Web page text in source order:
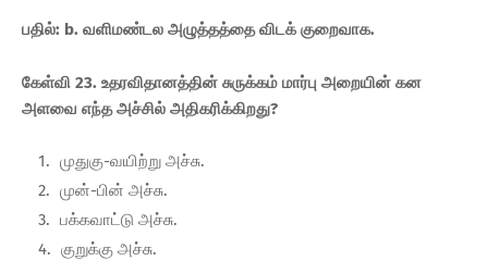
பதில்: b. வளிமண்டல அழுத்தத்தை விடக் குறைவாக.
கேள்வி 23. உதரவிதானத்தின் சுருக்கம் மார்பு அறையின் கன
அளவை எந்த அச்சில் அதிகரிக்கிறது?
முதுகு-வயிற்று அச்சு.
முன்-பின் அச்சு.
பக்கவாட்டு அச்சு.
குறுக்கு அச்சு.